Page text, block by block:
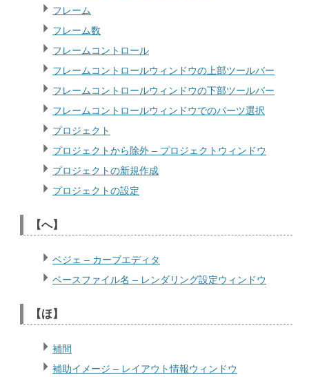
フレーム
フレーム数
フレームコントロール
フレームコントロールウィンドウの上部ツールバー
フレームコントロールウィンドウの下部ツールバー
フレームコントロールウィンドウでのパーツ選択
プロジェクト
プロジェクトから除外 – プロジェクトウィンドウ
プロジェクトの新規作成
プロジェクトの設定
【へ】
ベジェ – カーブエディタ
ベースファイル名 – レンダリング設定ウィンドウ
【ほ】
補間
補助イメージ – レイアウト情報ウィンドウ